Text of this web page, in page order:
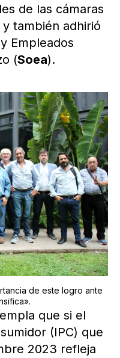
de las cámaras
y también adhirió
Empleados
(Soea).
de este logro ante
que si el
(IPC) que
2023 refleja